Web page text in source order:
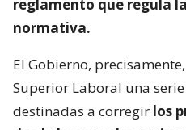
reglamento que regula
normativa.
El Gobierno,
Superior Laboral una
destinadas a corregir los